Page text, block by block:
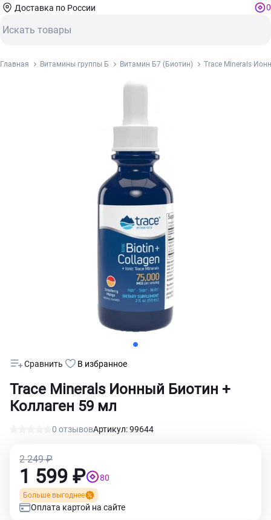
Доставка по России 0
Главная Витамины группы Б Витамин Б7 (Биотин) Trace Minerals
Trace Minerals Ионный Биотин +
Коллаген 59 мл
0 отзывовАртикул: 99644
Сравнить В избранное
2 249 ₽
1 599 ₽ 80
Больше выгоднее
Оплата картой на сайте